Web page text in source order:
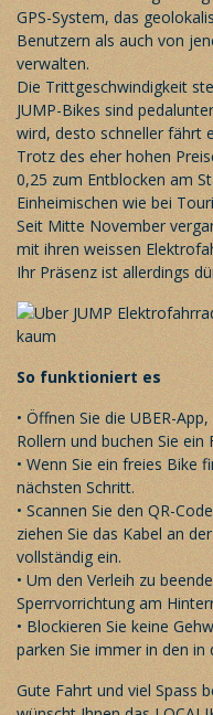
GPS-System, das
Benutzern als auch von
verwalten.
Die Trittgeschwindigkeit
JUMP-Bikes sind
wird, desto schneller fährt
Trotz des eher hohen
0,25 zum Entblocken am
Einheimischen wie bei
Seit Mitte November
mit ihren weissen
Ihr Präsenz ist allerdings
So funktioniert es
• Öffnen Sie die UBER-
Rollern und buchen Sie ein
• Wenn Sie ein freies Bike
nächsten Schritt.
• Scannen Sie den QR-
ziehen Sie das Kabel an
vollständig ein.
• Um den Verleih zu
Sperrvorrichtung am
• Blockieren Sie keine
parken Sie immer in den in
Gute Fahrt und viel Spass